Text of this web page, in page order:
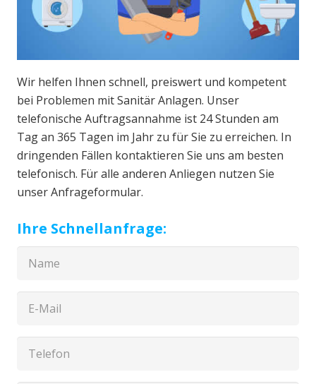
Wir helfen Ihnen schnell, preiswert und kompetent
bei Problemen mit Sanitär Anlagen. Unser
telefonische Auftragsannahme ist 24 Stunden am
Tag an 365 Tagen im Jahr zu für Sie zu erreichen. In
dringenden Fällen kontaktieren Sie uns am besten
telefonisch. Für alle anderen Anliegen nutzen Sie
unser Anfrageformular.
Ihre Schnellanfrage: